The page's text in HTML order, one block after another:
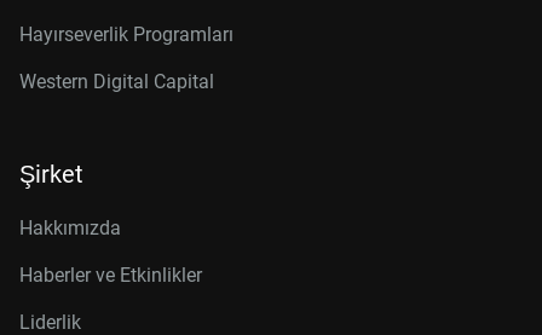
Hayırseverlik Programları
Western Digital Capital
Şirket
Hakkımızda
Haberler ve Etkinlikler
Liderlik